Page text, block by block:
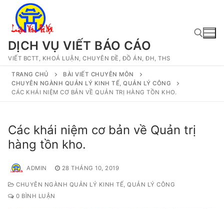
Chuyển
dungDỊCH VỤ VIẾT BÁO CÁO
VIẾT BCTT, KHOÁ LUẬN, CHUYÊN ĐỀ, ĐỒ ÁN, ĐH, THS
Tìm kiếm cho:
TRANG CHỦ
BÀI VIẾT CHUYÊN MÔN
CHUYÊN NGÀNH QUẢN LÝ KINH TẾ, QUẢN LÝ CÔNG
CÁC KHÁI NIỆM CƠ BẢN VỀ QUẢN TRỊ HÀNG TỒN KHO.
Các khái niệm cơ bản về Quản trị
hàng tồn kho.
ADMIN 28 THÁNG 10, 2019
CHUYÊN NGÀNH QUẢN LÝ KINH TẾ, QUẢN LÝ CÔNG
0 BÌNH LUẬN